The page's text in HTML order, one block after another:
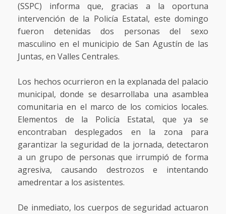
(SSPC) informa que, gracias a la oportuna
intervención de la Policía Estatal, este domingo
fueron detenidas dos personas del sexo
masculino en el municipio de San Agustín de las
Juntas, en Valles Centrales.
Los hechos ocurrieron en la explanada del palacio
municipal, donde se desarrollaba una asamblea
comunitaria en el marco de los comicios locales.
Elementos de la Policía Estatal, que ya se
encontraban desplegados en la zona para
garantizar la seguridad de la jornada, detectaron
a un grupo de personas que irrumpió de forma
agresiva, causando destrozos e intentando
amedrentar a los asistentes.
De inmediato, los cuerpos de seguridad actuaron